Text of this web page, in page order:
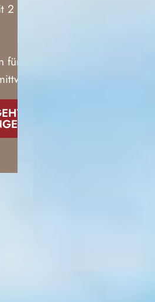
Personen zzgl.
für nur € 120,00
ZUM